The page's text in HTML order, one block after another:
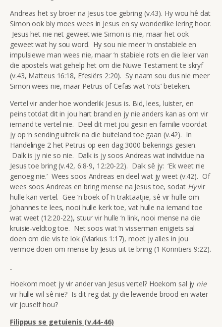
Andreas het sy broer na Jesus toe gebring (v.43). Hy wou hê dat
Simon ook bly moes wees in Jesus en sy wonderlike lering hoor.
Jesus het nie net geweet wie Simon is nie, maar het ook
geweet wat hy sou word. Hy sou nie meer ‘n onstabiele en
impulsiewe man wees nie, maar ‘n stabiele rots en die leier van
die apostels wat gehelp het om die Nuwe Testament te skryf
(v.43, Matteus 16:18, Efesiërs 2:20). Sy naam sou dus nie meer
Simon wees nie, maar Petrus of Cefas wat ‘rots’ beteken.
Vertel vir ander hoe wonderlik Jesus is. Bid, lees, luister, en
peins totdat dit in jou hart brand en jy nie anders kan as om vir
iemand te vertel nie. Deel dit met jou gesin en familie voordat
jy op ‘n sending uitreik na die buiteland toe gaan (v.42). In
Handelinge 2 het Petrus op een dag 3000 bekerings gesien.
Dalk is jy nie so nie. Dalk is jy soos Andreas wat individue na
Jesus toe bring (v.42, 6:8-9, 12:20-22). Dalk sê jy: ‘Ek weet nie
genoeg nie.’ Wees soos Andreas en deel wat jy weet (v.42). Of
wees soos Andreas en bring mense na Jesus toe, sodat Hyvir
hulle kan vertel. Gee ‘n boek of ‘n traktaatjie, sê vir hulle om
Johannes te lees, nooi hulle kerk toe, vat hulle na iemand toe
wat weet (12:20-22), stuur vir hulle ‘n link, nooi mense na die
kruisie-veldtog toe. Net soos wat ‘n visserman enigiets sal
doen om die vis te lok (Markus 1:17), moet jy alles in jou
vermoë doen om mense by Jesus uit te bring (1 Korintiërs 9:22).
Hoekom moet jy vir ander van Jesus vertel? Hoekom sal jy nie
vir hulle wil sê nie? Is dit reg dat jy die lewende brood en water
vir jouself hou?
Filippus se getuienis (v.44-46)